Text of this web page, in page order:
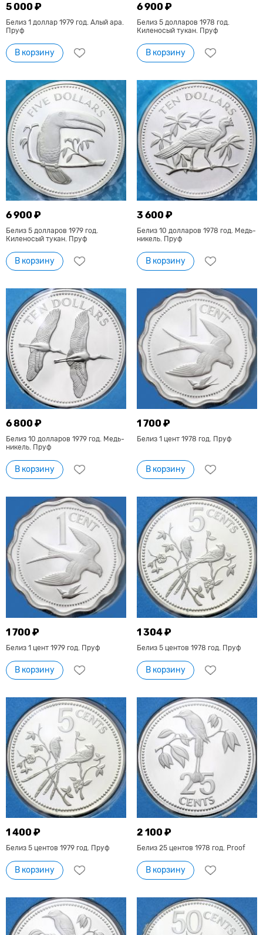
5 000 ₽
Белиз 1 доллар 1979 год. Алый ара.
Пруф
В корзину
6 900 ₽
Белиз 5 долларов 1978 год.
Киленосый тукан. Пруф
В корзину
6 900 ₽
Белиз 5 долларов 1979 год.
Киленосый тукан. Пруф
В корзину
3 600 ₽
Белиз 10 долларов 1978 год. Медь-
никель. Пруф
В корзину
6 800 ₽
Белиз 10 долларов 1979 год. Медь-
никель. Пруф
В корзину
1 700 ₽
Белиз 1 цент 1978 год. Пруф
В корзину
1 700 ₽
Белиз 1 цент 1979 год. Пруф
В корзину
1 304 ₽
Белиз 5 центов 1978 год. Пруф
В корзину
1 400 ₽
Белиз 5 центов 1979 год. Пруф
В корзину
2 100 ₽
Белиз 25 центов 1978 год. Proof
В корзину